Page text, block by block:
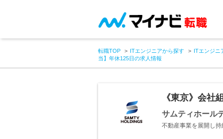
転職TOP ITエンジニアから探す
ITエンジニ
当】年休125日の求人情報
《東京》会社
サムティホール
不動産事業を展開し